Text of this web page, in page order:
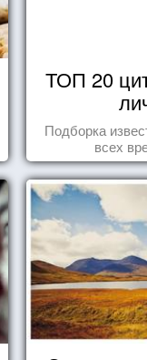
ТОП 20
Подборка
всех